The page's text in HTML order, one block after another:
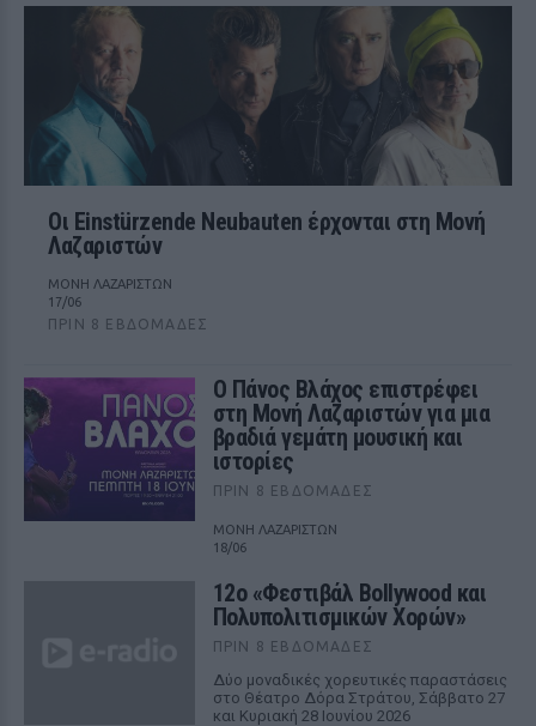
Οι Einstürzende Neubauten έρχονται στη Μονή
Λαζαριστών
ΜΟΝΗ ΛΑΖΑΡΙΣΤΩΝ
17/06
ΠΡΙΝ 8 ΕΒΔΟΜΆΔΕΣ
Ο Πάνος Βλάχος επιστρέφει
στη Μονή Λαζαριστών για μια
βραδιά γεμάτη μουσική και
ιστορίες
ΠΡΙΝ 8 ΕΒΔΟΜΆΔΕΣ
ΜΟΝΗ ΛΑΖΑΡΙΣΤΩΝ
18/06
12ο «Φεστιβάλ Bollywood και
Πολυπολιτισμικών Χορών»
ΠΡΙΝ 8 ΕΒΔΟΜΆΔΕΣ
Δύο μοναδικές χορευτικές παραστάσεις
στο Θέατρο Δόρα Στράτου, Σάββατο 27
και Κυριακή 28 Ιουνίου 2026